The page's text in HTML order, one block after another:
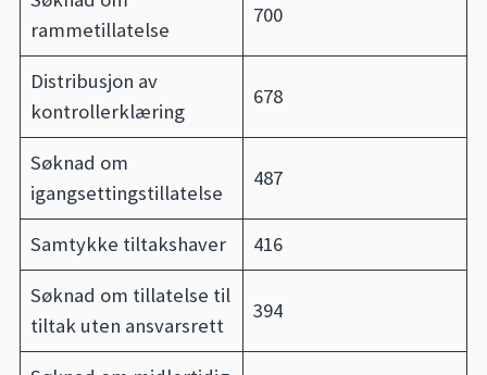
rammetillatelse
700
Distribusjon av
kontrollerklæring
678
Søknad om
igangsettingstillatelse
487
Samtykke tiltakshaver 416
Søknad om tillatelse til
tiltak uten ansvarsrett
394